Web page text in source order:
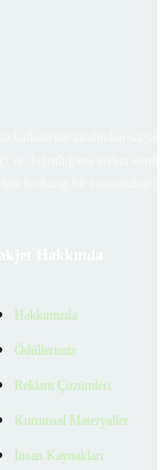
Hakkımızda
Ödüllerimiz
Reklam Çözümleri
Kurumsal Materyaller
İnsan Kaynakları